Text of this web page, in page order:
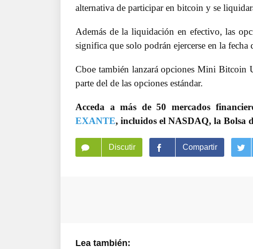
alternativa de participar en bitcoin y se
Además de la liquidación en efectivo, las
significa que solo podrán ejercerse en la fecha
Cboe también lanzará opciones Mini Bitcoin
parte del de las opciones estándar.
Acceda a más de 50 mercados
EXANTE, incluidos el NASDAQ, la Bolsa
Discutir Compartir
Lea también: